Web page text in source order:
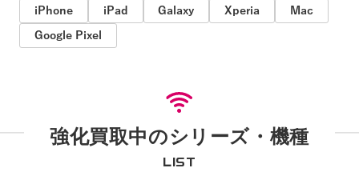
iPhone iPad Galaxy Xperia
Mac
Google Pixel
強化買取中のシリーズ・機種
LIST